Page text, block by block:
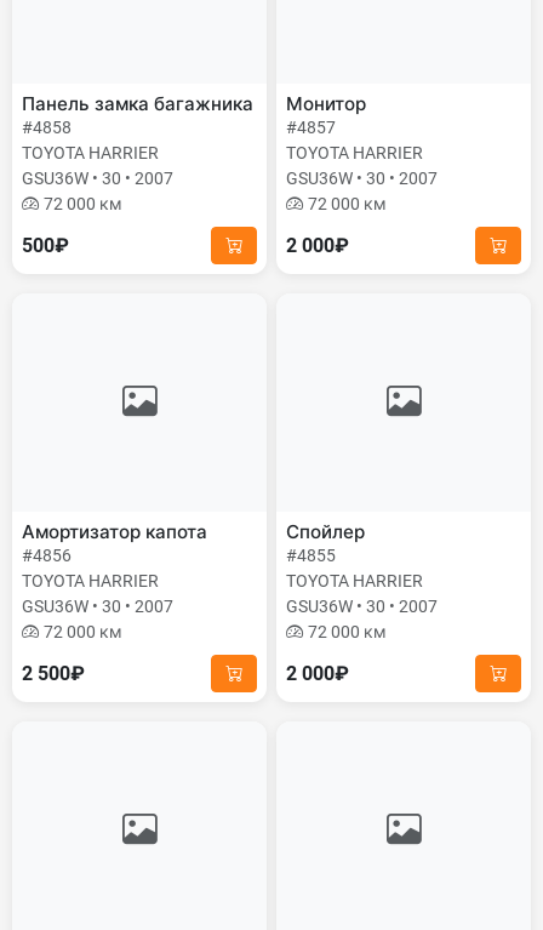
Панель замка багажника
#4858
TOYOTA HARRIER
GSU36W • 30 • 2007
72 000 км
500₽
Монитор
#4857
TOYOTA HARRIER
GSU36W • 30 • 2007
72 000 км
2 000₽
Амортизатор капота
#4856
TOYOTA HARRIER
GSU36W • 30 • 2007
72 000 км
2 500₽
Спойлер
#4855
TOYOTA HARRIER
GSU36W • 30 • 2007
72 000 км
2 000₽